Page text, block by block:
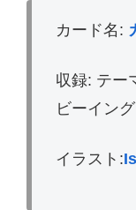
カード名:
収録: テー
ビーイン
イラスト: